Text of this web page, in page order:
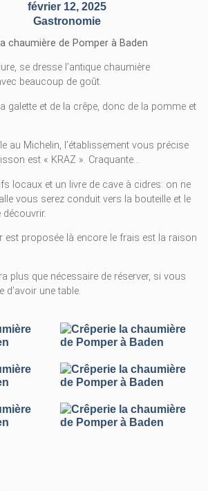
février 12, 2025
Gastronomie
chaumière de Pomper à Baden
se dresse l’antique chaumière
beaucoup de goût.
galette et de la crêpe, donc de la pomme et
au Michelin, l’établissement vous précise
est « KRAZ ». Craquante…
locaux et un livre de cave à cidres: on ne
vous serez conduit vers la bouteille et le
est proposée là encore le frais est la raison
plus que nécessaire de réserver, si vous
une table.